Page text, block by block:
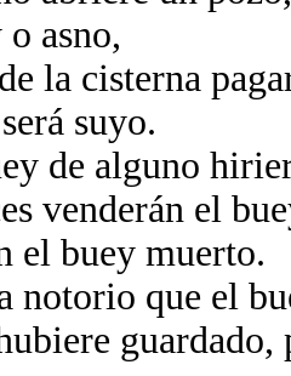
asno,
la cisterna
suyo.
de alguno
venderán el
el buey muerto.
notorio que el